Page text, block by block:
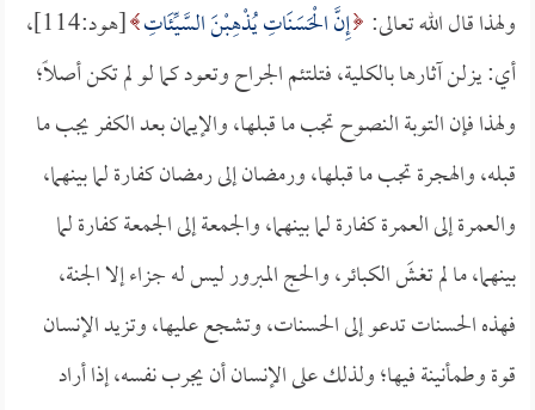
ولهذا قال الله تعالى: إِنَّ الْحَسَنَاتِ يُذْهِبْنَ السَّيِّئَاتِ
[هود:114]،
أي: يزلن آثارها بالكلية، فتلتئم الجراح وتعود كما لو لم تكن أصلًا؛
ولهذا فإن التوبة النصوح تجب ما قبلها، والإيمان بعد الكفر يجب ما
قبله، والهجرة تجب ما قبلها، ورمضان إلى رمضان كفارة لما بينهما،
والعمرة إلى العمرة كفارة لما بينهما، والجمعة إلى الجمعة كفارة لما
بينهما، ما لم تغشَ الكبائر، والحج المبرور ليس له جزاء إلا الجنة،
فهذه الحسنات تدعو إلى الحسنات، وتشجع عليها، وتزيد الإنسان
قوة وطمأنينة فيها؛ ولذلك على الإنسان أن يجرب نفسه، إذا أراد